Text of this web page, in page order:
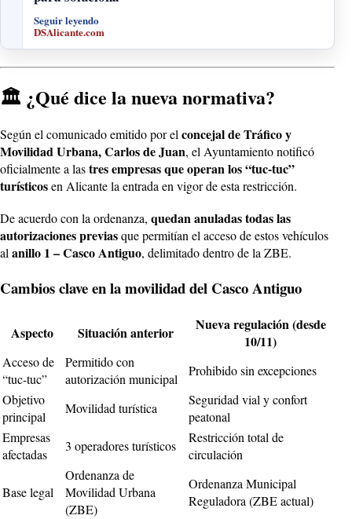
Seguir leyendo
DSAlicante.com
🏛️ ¿Qué dice la nueva normativa?
Según el comunicado emitido por elconcejal de Tráfico y
Movilidad Urbana, Carlos de Juan, el Ayuntamiento notificó
oficialmente a lastres empresas que operan los “tuc-tuc”
turísticosen Alicante la entrada en vigor de esta restricción.
De acuerdo con la ordenanza, quedan anuladas todas las
autorizaciones previasque permitían el acceso de estos vehículos
al anillo 1 – Casco Antiguo, delimitado dentro de la ZBE.
Cambios clave en la movilidad del Casco Antiguo
Aspecto Situación anterior
Nueva regulación (desde
10/11)
Acceso de
“tuc-tuc”
Permitido con
autorización municipal
Prohibido sin excepciones
Objetivo
principal
Movilidad turística
Seguridad vial y confort
peatonal
Empresas
afectadas
3 operadores turísticos
Restricción total de
circulación
Base legal
Ordenanza de
Movilidad Urbana
(ZBE)
Ordenanza Municipal
Reguladora (ZBE actual)